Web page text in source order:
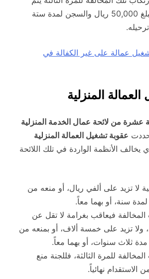
تغريمه بمبلغ 50,000 ريال والسجن لمدة ستة
عمالة على غير الكفالة في
المنزلية
عشرة من لائحة عمال الخدمة المنزلية
عقوبة تشغيل العمالة المنزلية
يخالف الأنظمة الواردة في تلك اللائحة
لا تزيد على ألفي ريال، أو منعه من
لمدة سنة، أو بهما معاً.
المخالفة فيعاقب بغرامة لا تقل عن
ولا تزيد على خمسة ألاف، أو بمنعه من
مدة ثلاث سنوات، أو بهما معاً.
للمرة الثالثة، فللجنة منع
الاستقدام نهائياً.